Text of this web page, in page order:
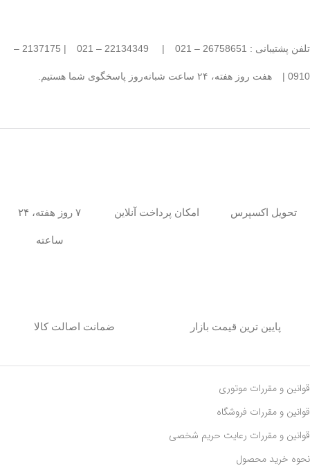
تلفن پشتیبانی : 26758651 – 021 |
| 2137175 –
0910 | هفت روز هفته، ۲۴ ساعت شبانه‌روز پاسخگوی شما هستیم.
تحویل اکسپرس امکان پرداخت آنلاین ۷ روز هفته، ۲۴
ساعته
پایین ترین قیمت بازار ضمانت اصالت کالا
قوانین و مقررات موتوری
قوانین و مقررات فروشگاه
قوانین و مقررات رعايت حريم شخصی
نحوه خرید محصول